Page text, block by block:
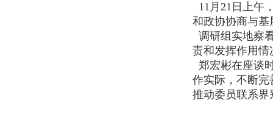
11月21日上午
和政协协商与
调研组实地察
责和发挥作用情
郑宏彬在座谈
作实际，不断
推动委员联系